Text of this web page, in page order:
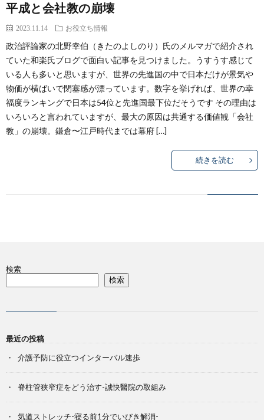
平成と会社教の崩壊
2023.11.14 お役立ち情報
政治評論家の北野幸伯（きたのよしのり）氏のメルマガで紹介され
ていた和楽氏ブログで面白い記事を見つけました。うすうす感じて
いる人も多いと思いますが、世界の先進国の中で日本だけが景気や
物価が横ばいで閉塞感が漂っています。数字を挙げれば、世界の幸
福度ランキングで日本は54位と先進国最下位だそうです その理由は
いろいろと言われていますが、最大の原因は共通する価値観「会社
教」の崩壊。鎌倉〜江戸時代までは幕府 […]
続きを読む
検索
検索
最近の投稿
介護予防に役立つインターバル速歩
脊柱管狭窄症をどう治す-誠快醫院の取組み
気道ストレッチ-寝る前1分でいびき解消-